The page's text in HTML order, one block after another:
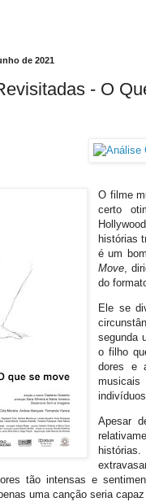
de 2021
- O
O filme
certo
histórias
é um
Move,
do
Ele se
segunda
o filho
dores e
Apesar
tão intensas e
uma canção seria